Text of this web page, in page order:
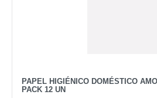
PAPEL HIGIÉNICO DOMÉSTICO
PACK 12 UN